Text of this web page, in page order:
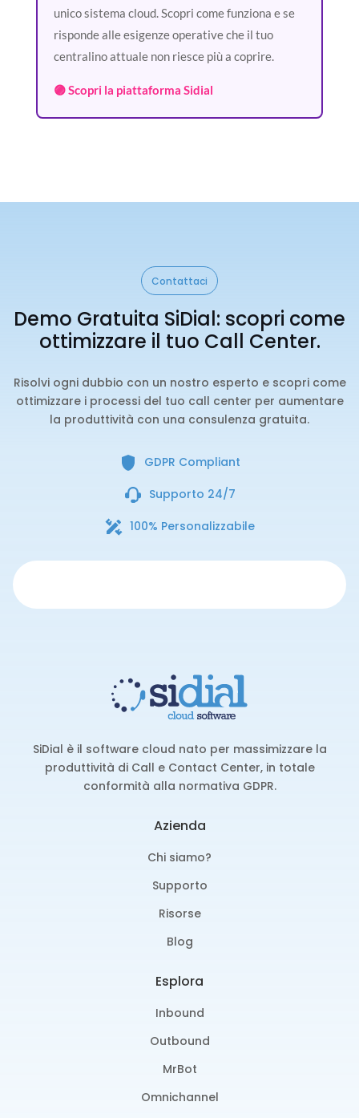
unico sistema cloud. Scopri come funziona e se
risponde alle esigenze operative che il tuo
centralino attuale non riesce più a coprire.
🟣 Scopri la piattaforma Sidial
Contattaci
Demo Gratuita SiDial: scopri come
ottimizzare il tuo Call Center.
Risolvi ogni dubbio con un nostro esperto e scopri come
ottimizzare i processi del tuo call center per aumentare
la produttività con una consulenza gratuita.
GDPR Compliant
Supporto 24/7
100% Personalizzabile
SiDial è il software cloud nato per massimizzare la
produttività di Call e Contact Center, in totale
conformità alla normativa GDPR.
Azienda
Chi siamo?
Supporto
Risorse
Blog
Esplora
Inbound
Outbound
MrBot
Omnichannel